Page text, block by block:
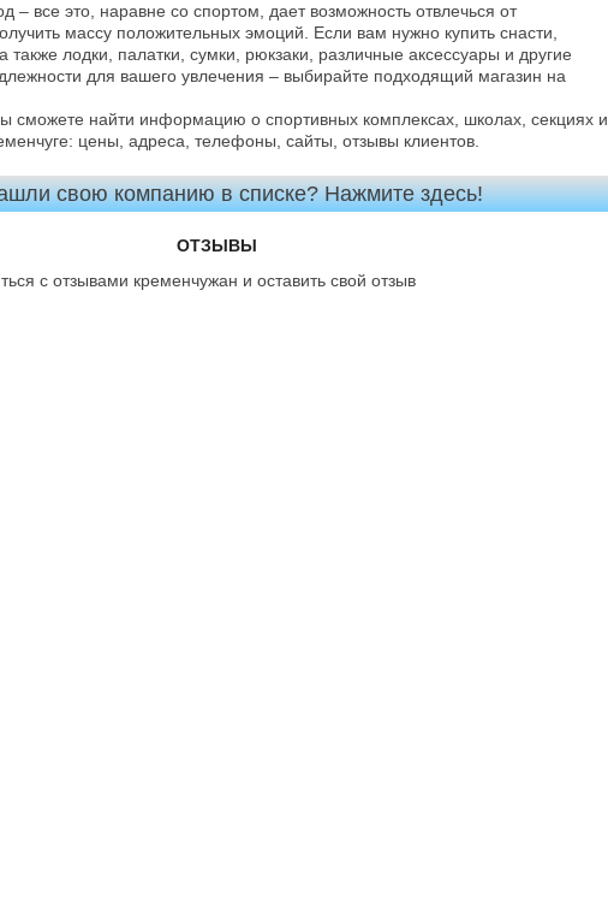
– все это, наравне со спортом, дает возможность отвлечься от
массу положительных эмоций. Если вам нужно купить снасти,
лодки, палатки, сумки, рюкзаки, различные аксессуары и другие
для вашего увлечения – выбирайте подходящий магазин на
сможете найти информацию о спортивных комплексах, школах, секциях и
цены, адреса, телефоны, сайты, отзывы клиентов.
свою компанию в списке? Нажмите здесь!
ОТЗЫВЫ
с отзывами кременчужан и оставить свой отзыв